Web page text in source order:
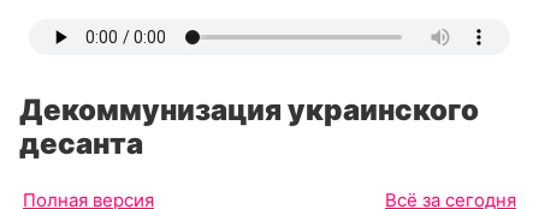
Декоммунизация украинского
десанта
Полная версия Всё за сегодня